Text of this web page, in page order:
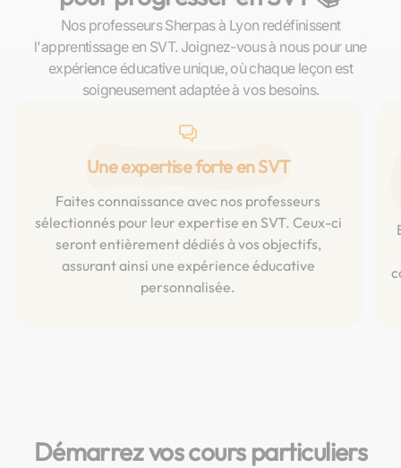
Nos professeurs Sherpas à Lyon redéfinissent
l'apprentissage en SVT. Joignez-vous à nous pour une
expérience éducative unique, où chaque leçon est
soigneusement adaptée à vos besoins.
Une expertise forte en SVT
Faites connaissance avec nos professeurs
sélectionnés pour leur expertise en SVT. Ceux-ci
seront entièrement dédiés à vos objectifs,
assurant ainsi une expérience éducative
personnalisée.
Démarrez vos cours particuliers